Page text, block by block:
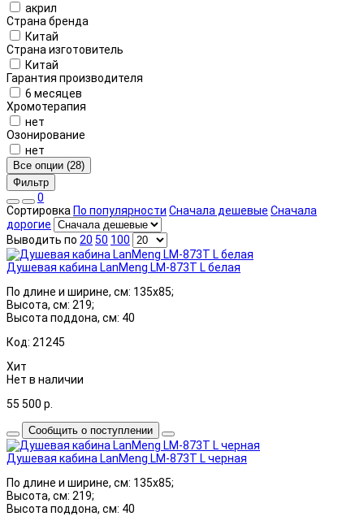
акрил
Страна бренда
Китай
Страна изготовитель
Китай
Гарантия производителя
6 месяцев
Хромотерапия
нет
Озонирование
нет
Все опции (28)
Фильтр
0
Сортировка По популярности Сначала дешевые Сначала
дорогие
Выводить по 20 50 100
Душевая кабина LanMeng LM-873T L белая
По длине и ширине, см: 135x85;
Высота, см: 219;
Высота поддона, см: 40
Код: 21245
Хит
Нет в наличии
55 500 р.
Сообщить о поступлении
Душевая кабина LanMeng LM-873T L черная
По длине и ширине, см: 135x85;
Высота, см: 219;
Высота поддона, см: 40